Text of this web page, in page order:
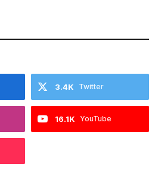
Twitter
3.4K
YouTube
16.1K